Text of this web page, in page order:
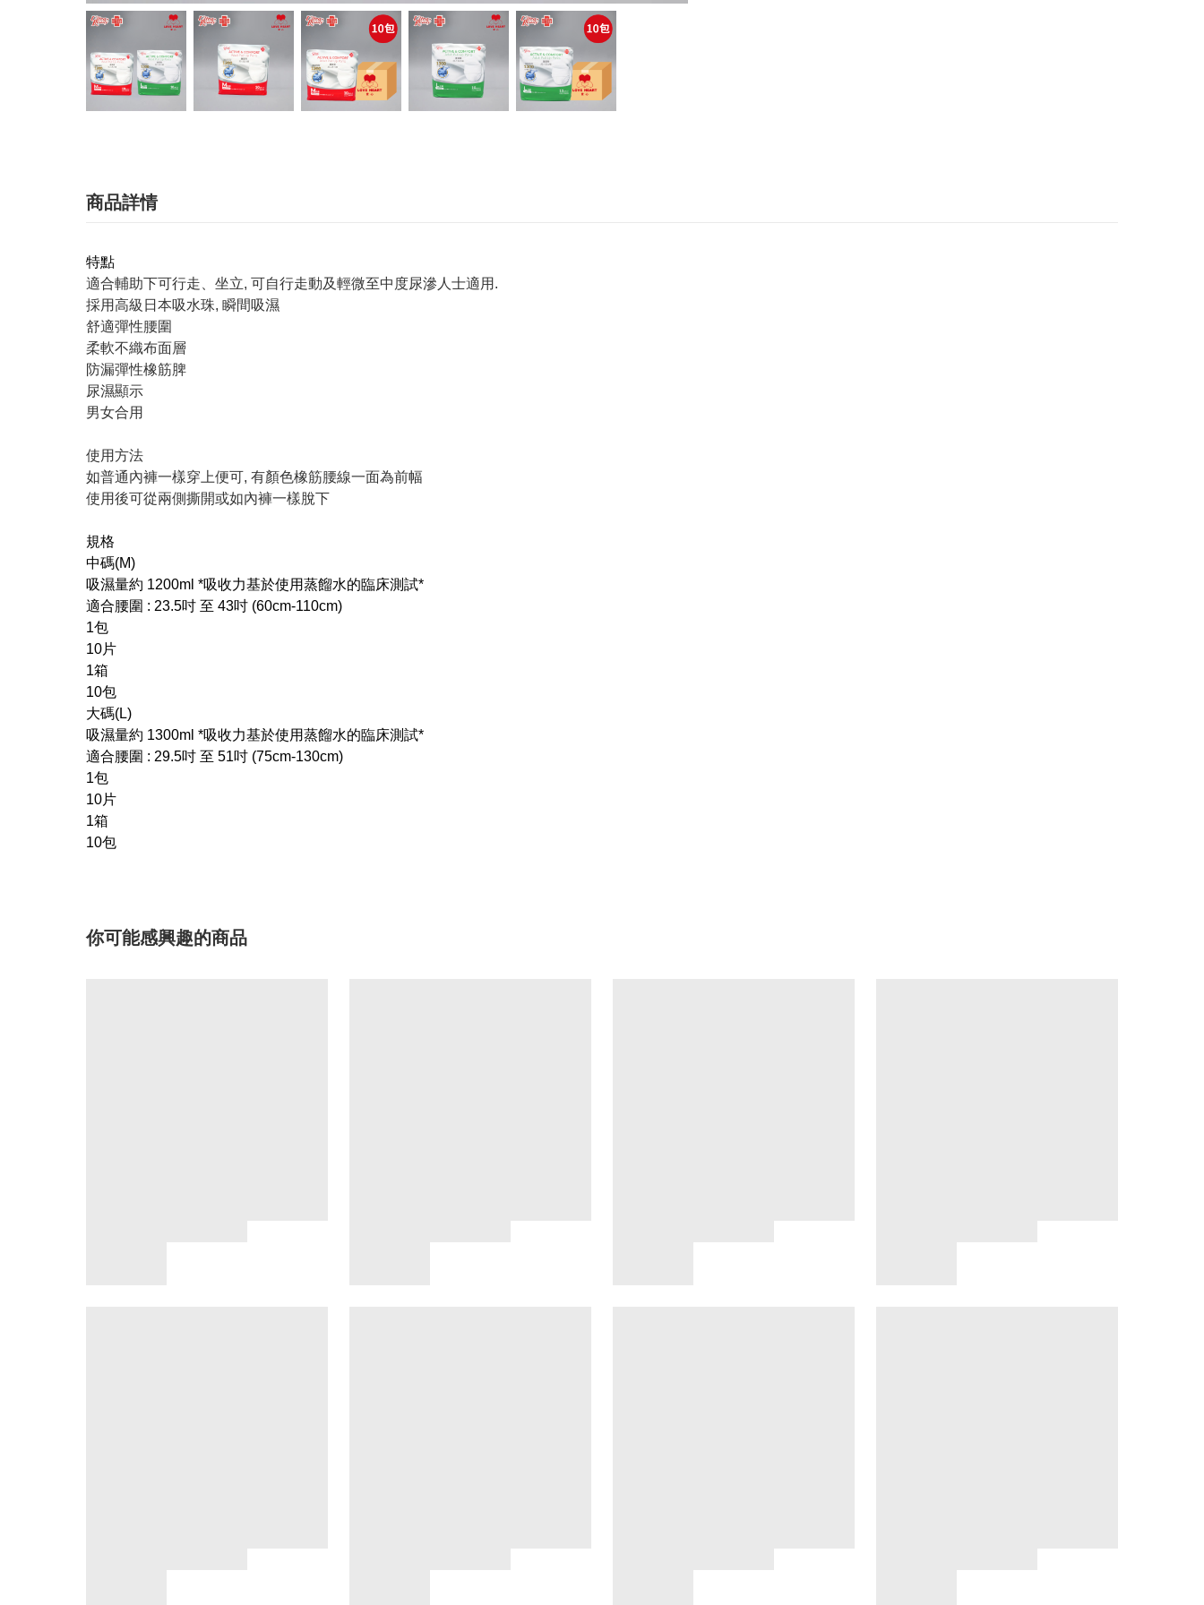
商品詳情
特點
適合輔助下可行走、坐立, 可自行走動及輕微至中度尿滲人士適用.
採用高級日本吸水珠, 瞬間吸濕
舒適彈性腰圍
柔軟不織布面層
防漏彈性橡筋脾
尿濕顯示
男女合用
使用方法
如普通內褲一樣穿上便可, 有顏色橡筋腰線一面為前幅
使用後可從兩側撕開或如內褲一樣脫下
規格
中碼(M)
吸濕量約 1200ml *吸收力基於使用蒸餾水的臨床測試*
適合腰圍 : 23.5吋 至 43吋 (60cm-110cm)
1包
10片
1箱
10包
大碼(L)
吸濕量約 1300ml *吸收力基於使用蒸餾水的臨床測試*
適合腰圍 : 29.5吋 至 51吋 (75cm-130cm)
1包
10片
1箱
10包
你可能感興趣的商品